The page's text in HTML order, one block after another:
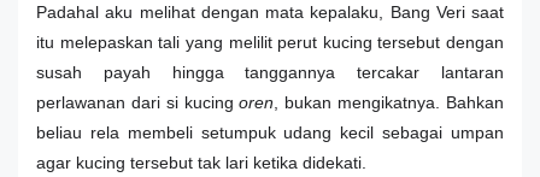
Padahal aku melihat dengan mata kepalaku, Bang Veri saat
itu melepaskan tali yang melilit perut kucing tersebut dengan
susah payah hingga tanggannya tercakar lantaran
perlawanan dari si kucingoren , bukan mengikatnya. Bahkan
beliau rela membeli setumpuk udang kecil sebagai umpan
agar kucing tersebut tak lari ketika didekati.